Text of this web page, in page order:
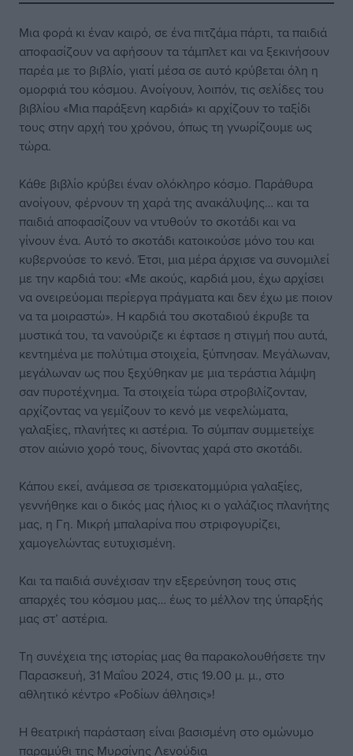
Μια φορά κι έναν καιρό, σε ένα πιτζάμα πάρτι, τα παιδιά
αποφασίζουν να αφήσουν τα τάμπλετ και να ξεκινήσουν
παρέα με το βιβλίο, γιατί μέσα σε αυτό κρύβεται όλη η
ομορφιά του κόσμου. Ανοίγουν, λοιπόν, τις σελίδες του
βιβλίου «Μια παράξενη καρδιά» κι αρχίζουν το ταξίδι
τους στην αρχή του χρόνου, όπως τη γνωρίζουμε ως
τώρα.
Κάθε βιβλίο κρύβει έναν ολόκληρο κόσμο. Παράθυρα
ανοίγουν, φέρνουν τη χαρά της ανακάλυψης… και τα
παιδιά αποφασίζουν να ντυθούν το σκοτάδι και να
γίνουν ένα. Αυτό το σκοτάδι κατοικούσε μόνο του και
κυβερνούσε το κενό. Έτσι, μια μέρα άρχισε να συνομιλεί
με την καρδιά του: «Με ακούς, καρδιά μου, έχω αρχίσει
να ονειρεύομαι περίεργα πράγματα και δεν έχω με ποιον
να τα μοιραστώ». Η καρδιά του σκοταδιού έκρυβε τα
μυστικά του, τα νανούριζε κι έφτασε η στιγμή που αυτά,
κεντημένα με πολύτιμα στοιχεία, ξύπνησαν. Μεγάλωναν,
μεγάλωναν ως που ξεχύθηκαν με μια τεράστια λάμψη
σαν πυροτέχνημα. Τα στοιχεία τώρα στροβιλίζονταν,
αρχίζοντας να γεμίζουν το κενό με νεφελώματα,
γαλαξίες, πλανήτες κι αστέρια. To σύμπαν συμμετείχε
στον αιώνιο χορό τους, δίνοντας χαρά στο σκοτάδι.
Κάπου εκεί, ανάμεσα σε τρισεκατομμύρια γαλαξίες,
γεννήθηκε και ο δικός μας ήλιος κι ο γαλάζιος πλανήτης
μας, η Γη. Μικρή μπαλαρίνα που στριφογυρίζει,
χαμογελώντας ευτυχισμένη.
Και τα παιδιά συνέχισαν την εξερεύνηση τους στις
απαρχές του κόσμου μας… έως το μέλλον της ύπαρξής
μας στ’ αστέρια.
Τη συνέχεια της ιστορίας μας θα παρακολουθήσετε την
Παρασκευή, 31 Μαΐου 2024, στις 19.00 μ. μ., στο
αθλητικό κέντρο «Ροδίων άθλησις»!
Η θεατρική παράσταση είναι βασισμένη στο ομώνυμο
παραμύθι της Μυρσίνης Λενούδια